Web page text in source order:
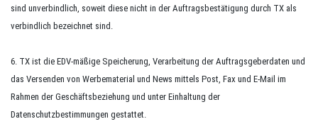
sind unverbindlich, soweit diese nicht in der Auftragsbestätigung durch TX als
verbindlich bezeichnet sind.
6. TX ist die EDV-mäßige Speicherung, Verarbeitung der Auftragsgeberdaten und
das Versenden von Werbematerial und News mittels Post, Fax und E-Mail im
Rahmen der Geschäftsbeziehung und unter Einhaltung der
Datenschutzbestimmungen gestattet.